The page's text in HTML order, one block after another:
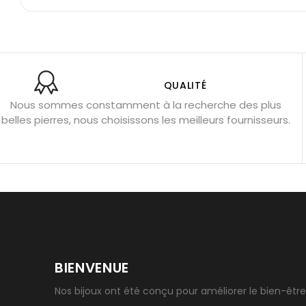
Obsidienne noire : danger ?
Guide des pierres de
Pierres pour les examens
Pierres anti-déprime
Porter l’œil de tigre
Géode
QUALITÉ
Nous sommes constamment à la recherche des plus
belles pierres, nous choisissons les meilleurs fournisseurs.
BIENVENUE
Nos bijoux ont été conçu pour améliorer le bien-être